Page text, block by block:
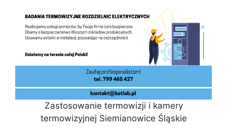
Zastosowanie termowizji i kamery
termowizyjnej Siemianowice Śląskie